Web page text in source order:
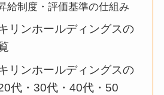
給制度・評価基準の仕組み
リンホールディングスの
リンホールディングスの
代・30代・40代・50